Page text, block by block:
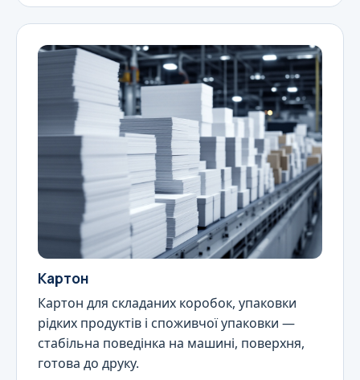
Картон
Картон для складаних коробок, упаковки
рідких продуктів і споживчої упаковки —
стабільна поведінка на машині, поверхня,
готова до друку.